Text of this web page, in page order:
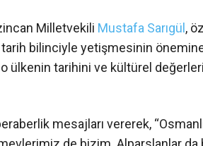
Milletvekili Mustafa Sarıgül ,
bilinciyle yetişmesinin önemine
ülkenin tarihini ve kültürel
mesajları vererek,